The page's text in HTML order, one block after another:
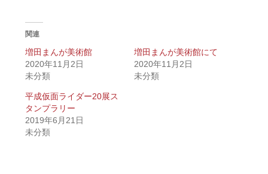
関連
増田まんが美術館
2020年11月2日
未分類
増田まんが美術館にて
2020年11月2日
未分類
平成仮面ライダー20展ス
タンプラリー
2019年6月21日
未分類